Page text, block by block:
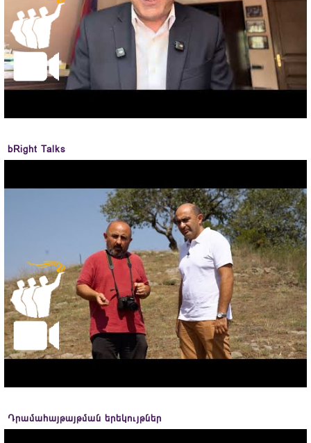
bRight Talks
Դրամահայթայթման երեկույթներ